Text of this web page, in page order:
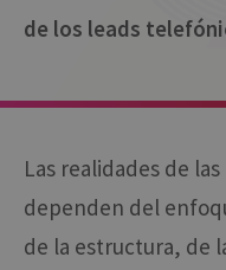
de los leads
Las realidades de
dependen del
de la estructura, de